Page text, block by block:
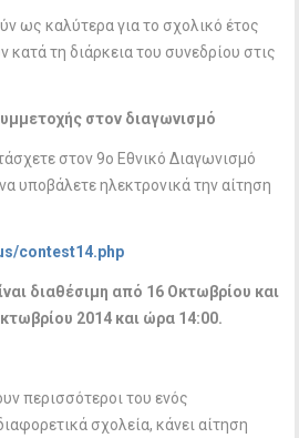
ως καλύτερα για το σχολικό έτος
τη διάρκεια του συνεδρίου στις
στον διαγωνισμό
στον 9ο Εθνικό Διαγωνισμό
υποβάλετε ηλεκτρονικά την αίτηση
contest14.php
διαθέσιμη από 16 Οκτωβρίου και
2014 και ώρα 14:00.
περισσότεροι του ενός
σχολεία, κάνει αίτηση